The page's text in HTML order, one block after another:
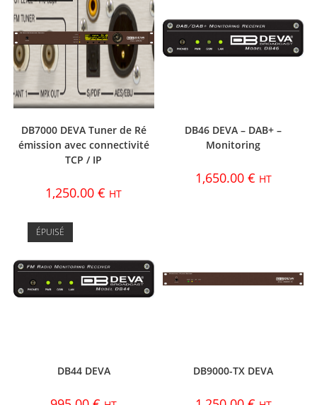
DB7000 DEVA Tuner de Ré
émission avec connectivité
TCP / IP
1,250.00€ HT
DB46 DEVA – DAB+ –
Monitoring
1,650.00 € HT
ÉPUISÉ
DB44 DEVA DB9000-TX DEVA